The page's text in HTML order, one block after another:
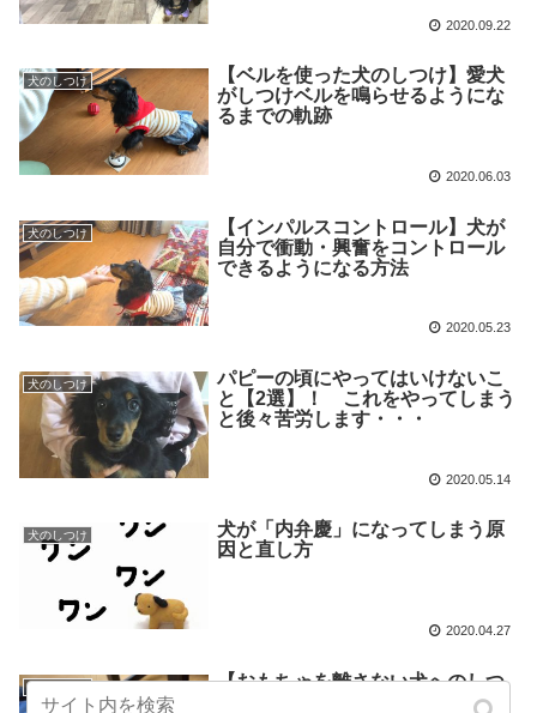
2020.09.22
犬のしつけ
【ベルを使った犬のしつけ】愛犬
がしつけベルを鳴らせるようにな
るまでの軌跡
2020.06.03
犬のしつけ
【インパルスコントロール】犬が
自分で衝動・興奮をコントロール
できるようになる方法
2020.05.23
犬のしつけ
パピーの頃にやってはいけないこ
と【2選】！ これをやってしまう
と後々苦労します・・・
2020.05.14
犬のしつけ
犬が「内弁慶」になってしまう原
因と直し方
2020.04.27
犬のしつけ
【おもちゃを離さない犬へのしつ
け】「ちょうだい」「アウト」の